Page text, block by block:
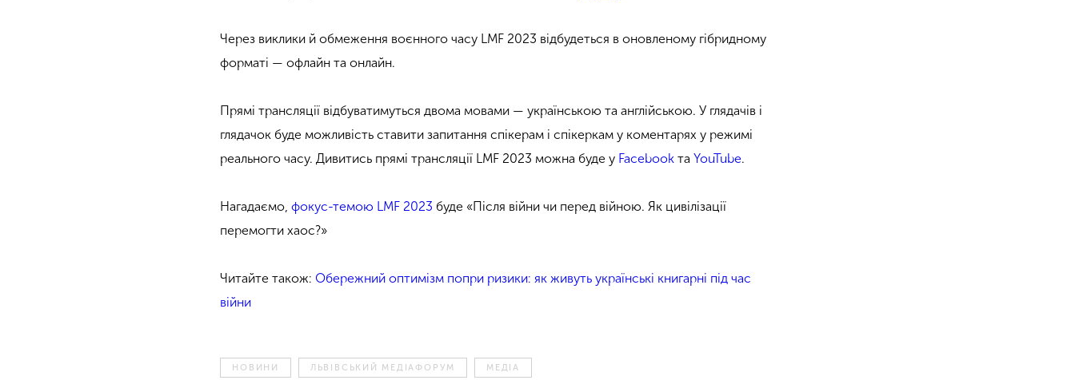
Через виклики й обмеження воєнного часу LMF 2023 відбудеться в оновленому гібридному
форматі — офлайн та онлайн.
Прямі трансляції відбуватимуться двома мовами — українською та англійською. У глядачів і
глядачок буде можливість ставити запитання спікерам і спікеркам у коментарях у режимі
реального часу. Дивитись прямі трансляції LMF 2023 можна буде у Facebook таYouTube.
Нагадаємо,фокус-темою LMF 2023 буде «Після війни чи перед війною. Як цивілізації
перемогти хаос?»
Читайте також: Обережний оптимізм попри ризики: як живуть українські книгарні під час
війни
НОВИНИ ЛЬВІВСЬКИЙ МЕДІАФОРУМ МЕДІА